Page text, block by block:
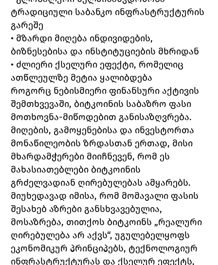
ტრადიციული საბანკო ინფრასტრუქტურის
გარეშე
• მზარდი მიღება ინდივიდების,
ბიზნესებისა და ინსტიტუციების მხრიდან
• ძლიერი ქსელური ეფექტი, რომელიც
ათწლეულზე მეტია ყალიბდება
როგორც ნებისმიერი ფინანსური აქტივის
შემთხვევაში, ბიტკოინის საბაზრო ფასი
მოთხოვნა-მიწოდებით განისაზღვრება.
მიღების, გამოყენებისა და ინვესტორთა
მონაწილეობის ზრდასთან ერთად, მისი
მხარდამჭერები მიიჩნევენ, რომ ეს
მახასიათებლები ბიტკოინის
გრძელვადიან ღირებულებას ამყარებს.
მიუხედავად იმისა, რომ მომავალი ფასის
შესახებ აზრები განსხვავებულია,
მოსაზრება, თითქოს ბიტკოინს „რეალური
ღირებულება არ აქვს“, უგულებელყოფს
ეკონომიკურ პრინციპებს, ტექნოლოგიურ
ინფრასტრუქტურას და ქსელურ ეფექტს,